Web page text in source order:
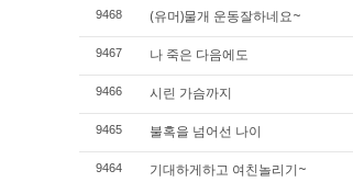
9468 (유머)물개 운동잘하네요~
9467 나 죽은 다음에도
9466 시린 가슴까지
9465 불혹을 넘어선 나이
9464 기대하게하고 여친놀리기~